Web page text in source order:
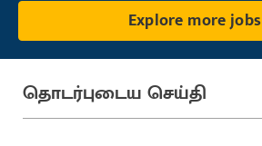
Explore more jobs
தொடர்புடைய செய்தி